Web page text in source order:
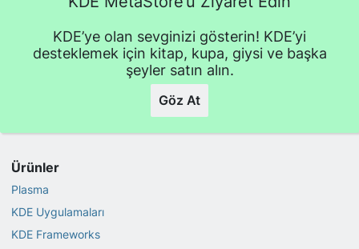
KDE’ye olan sevginizi gösterin! KDE’yi
desteklemek için kitap, kupa, giysi ve başka
şeyler satın alın.
Göz At
Ürünler
Plasma
KDE Uygulamaları
KDE Frameworks